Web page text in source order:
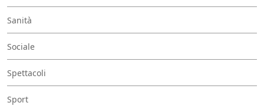
Sanità
Sociale
Spettacoli
Sport